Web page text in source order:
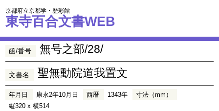
京都府立京都学・歴彩館
東寺百合文書WEB
函/番号 無号之部/28/
文書名 聖無動院道我置文
年月日 康永2年10月日 西暦 1343年
寸法（mm）
縦320 x 横514